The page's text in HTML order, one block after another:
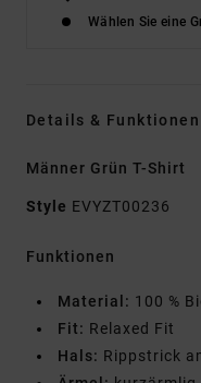
Wählen Sie eine
Details & Funktionen
Männer Grün T-Shirt
Style EVYZT00236
Funktionen
Material: 100 %
Fit: Relaxed Fit
Hals: Rippstrick